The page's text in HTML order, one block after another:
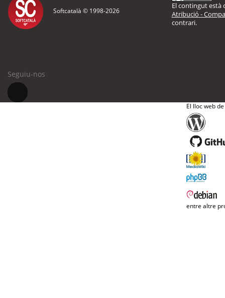
Softcatalà © 1998-2026
El contingut està
Atribució -
contrari.
Seguiu-nos
El lloc web
entre altre